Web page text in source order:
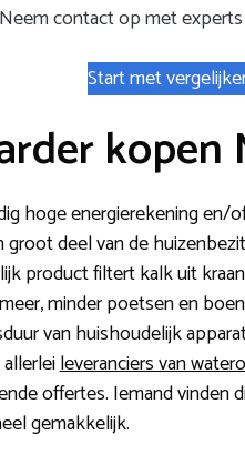
Neem contact op met
Start met
kopen
hoge energierekening en/
groot deel van de
product filtert kalk uit
minder poetsen en
van huishoudelijk
allerleileveranciers van
offertes. Iemand vinden
gemakkelijk.